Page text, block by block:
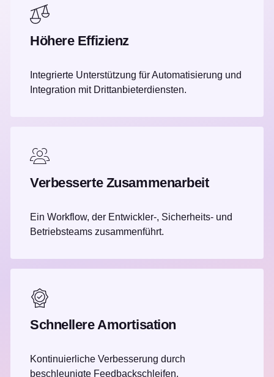
Höhere Effizienz
Integrierte Unterstützung für Automatisierung und
Integration mit Drittanbieterdiensten.
Verbesserte Zusammenarbeit
Ein Workflow, der Entwickler-, Sicherheits- und
Betriebsteams zusammenführt.
Schnellere Amortisation
Kontinuierliche Verbesserung durch
beschleunigte Feedbackschleifen.